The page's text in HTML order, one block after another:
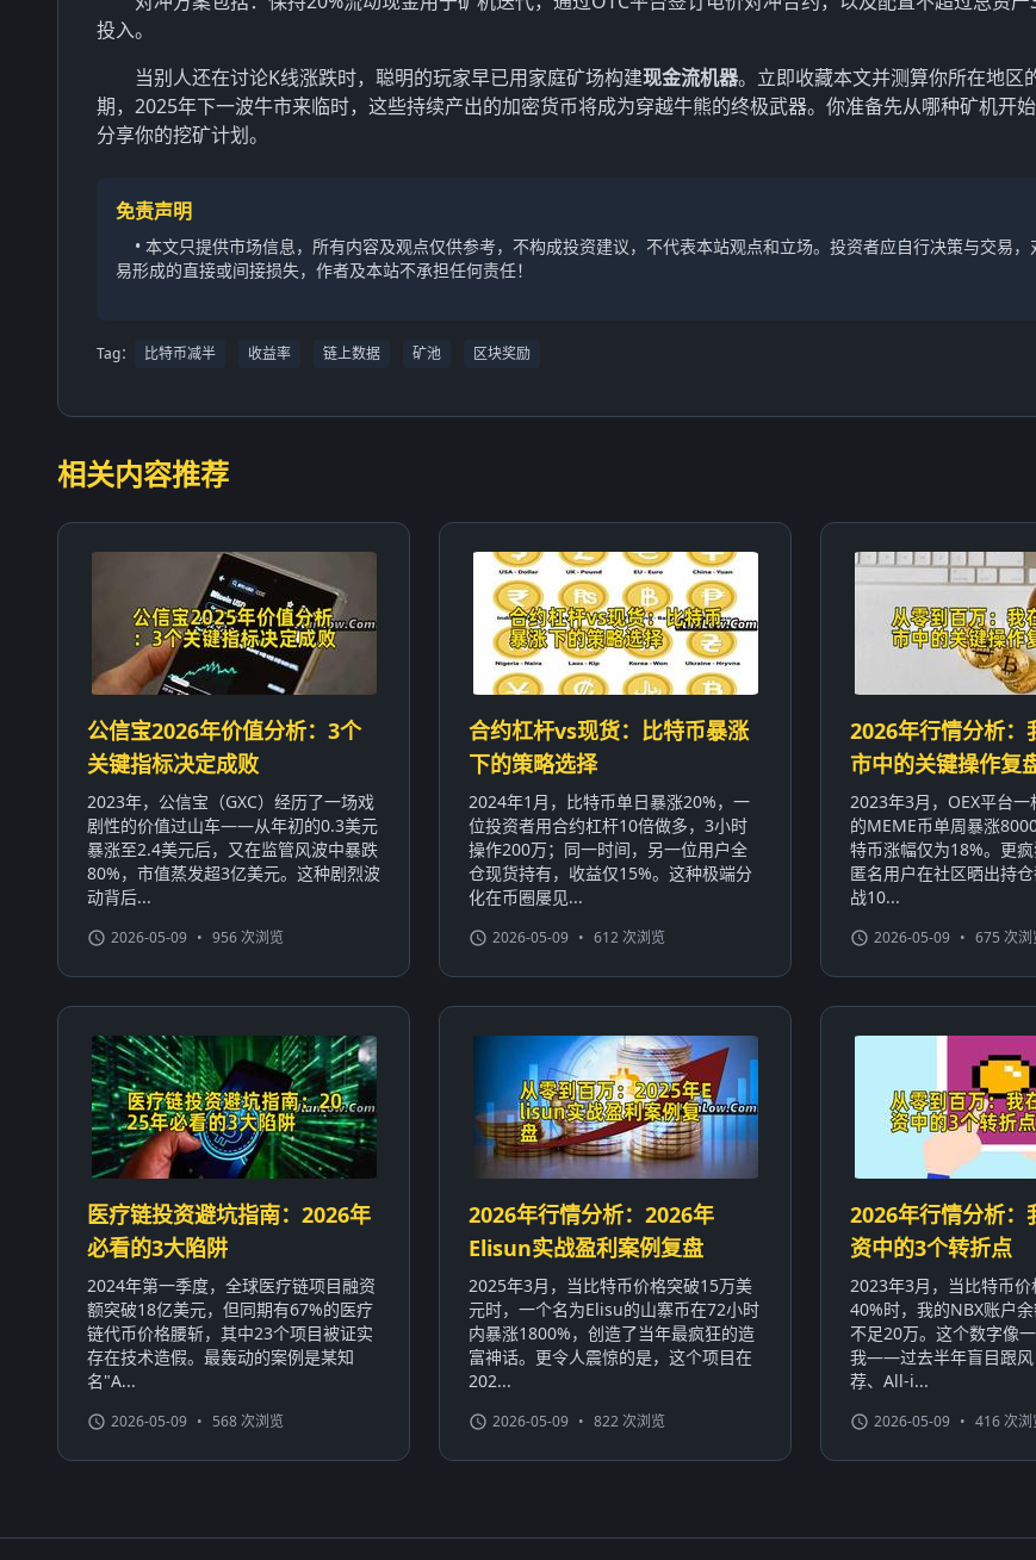
投入。
当别人还在讨论K线涨跌时，聪明的玩家早已用家庭矿场构建现金流机器。立即收藏本文并测算你所在地区
期，2025年下一波牛市来临时，这些持续产出的加密货币将成为穿越牛熊的终极武器。你准备先从哪种矿机开
分享你的挖矿计划。
免责声明
• 本文只提供市场信息，所有内容及观点仅供参考，不构成投资建议，不代表本站观点和立场。投资者应自行决策与交易，
易形成的直接或间接损失，作者及本站不承担任何责任！
Tag： 比特币减半 收益率 链上数据 矿池 区块奖励
相关内容推荐
公信宝2026年价值分析：3个
关键指标决定成败
2023年，公信宝（GXC）经历了一场戏
剧性的价值过山车——从年初的0.3美元
暴涨至2.4美元后，又在监管风波中暴跌
80%，市值蒸发超3亿美元。这种剧烈波
动背后...
2026-05-09 • 956 次浏览
合约杠杆vs现货：比特币暴涨
下的策略选择
2024年1月，比特币单日暴涨20%，一
位投资者用合约杠杆10倍做多，3小时
操作200万；同一时间，另一位用户全
仓现货持有，收益仅15%。这种极端分
化在币圈屡见...
2026-05-09 • 612 次浏览
2026年行情分析：
市中的关键操作复
2023年3月，OEX平台一
的MEME币单周暴涨
特币涨幅仅为18%。更
匿名用户在社区晒出持
战10...
2026-05-09 • 675 次浏
医疗链投资避坑指南：2026年
必看的3大陷阱
2024年第一季度，全球医疗链项目融资
额突破18亿美元，但同期有67%的医疗
链代币价格腰斩，其中23个项目被证实
存在技术造假。最轰动的案例是某知
名"A...
2026-05-09 • 568 次浏览
2026年行情分析：2026年
Elisun实战盈利案例复盘
2025年3月，当比特币价格突破15万美
元时，一个名为Elisu的山寨币在72小时
内暴涨1800%，创造了当年最疯狂的造
富神话。更令人震惊的是，这个项目在
202...
2026-05-09 • 822 次浏览
2026年行情分析：
资中的3个转折点
2023年3月，当比特币
40%时，我的NBX账户
不足20万。这个数字像
我——过去半年盲目跟风
荐、All-i...
2026-05-09 • 416 次浏